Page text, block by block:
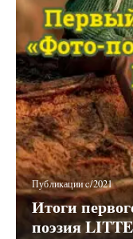
Публикации c/2021
Итоги
поэзия